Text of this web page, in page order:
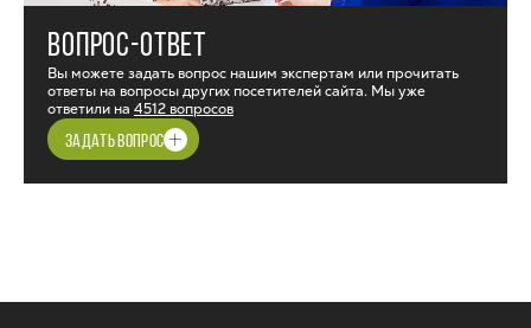
ВОПРОС-ОТВЕТ
Вы можете задать вопрос нашим экспертам или прочитать
ответы на вопросы других посетителей сайта. Мы уже
ответили на 4512 вопросов
ЗАДАТЬ ВОПРОС